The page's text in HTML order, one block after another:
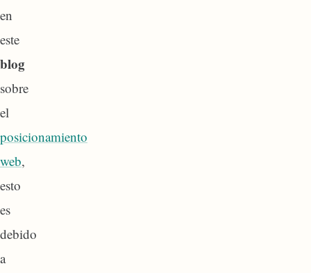
en
este
blog
sobre
el
posicionamiento
web,
esto
es
debido
a